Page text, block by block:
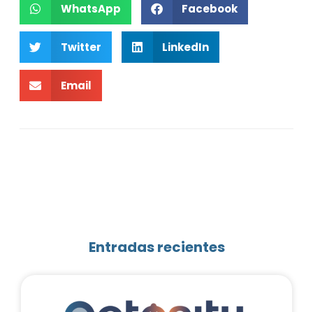
WhatsApp Facebook
Twitter LinkedIn
Email
Entradas recientes